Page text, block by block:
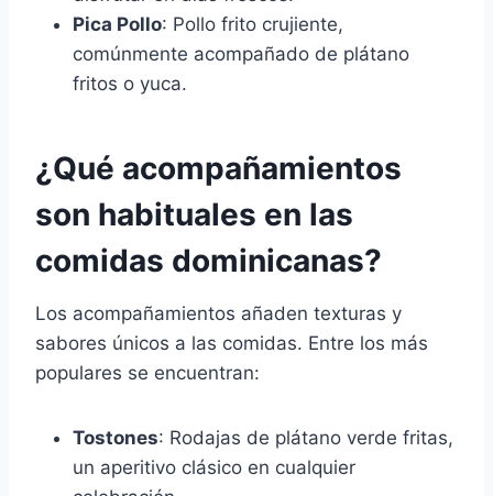
Pica Pollo: Pollo frito crujiente,
comúnmente acompañado de plátano
fritos o yuca.
¿Qué acompañamientos
son habituales en las
comidas dominicanas?
Los acompañamientos añaden texturas y
sabores únicos a las comidas. Entre los más
populares se encuentran:
Tostones: Rodajas de plátano verde fritas,
un aperitivo clásico en cualquier